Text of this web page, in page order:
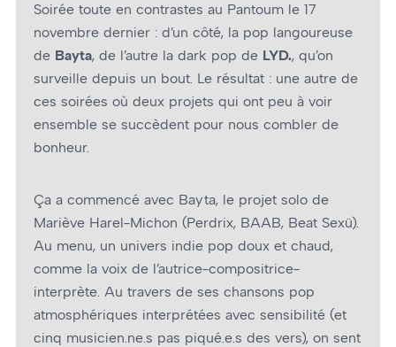
Soirée toute en contrastes au Pantoum le 17
novembre dernier : d’un côté, la pop langoureuse
de Bayta, de l’autre la dark pop de LYD., qu’on
surveille depuis un bout. Le résultat : une autre de
ces soirées où deux projets qui ont peu à voir
ensemble se succèdent pour nous combler de
bonheur.
Ça a commencé avec Bayta, le projet solo de
Mariève Harel-Michon (Perdrix, BAAB, Beat Sexü).
Au menu, un univers indie pop doux et chaud,
comme la voix de l’autrice-compositrice-
interprète. Au travers de ses chansons pop
atmosphériques interprétées avec sensibilité (et
cinq musicien.ne.s pas piqué.e.s des vers), on sent